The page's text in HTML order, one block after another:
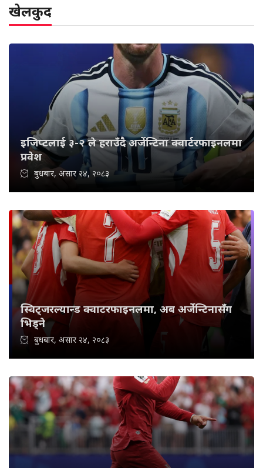
खेलकुद
इजिप्टलाई ३-२ ले हराउँदै अर्जेन्टिना क्वार्टरफाइनलमा
प्रवेश
बुधबार, असार २४, २०८३
स्विट्जरल्यान्ड क्वाटरफाइनलमा, अब अर्जेन्टिनासँग
भिड्ने
बुधबार, असार २४, २०८३